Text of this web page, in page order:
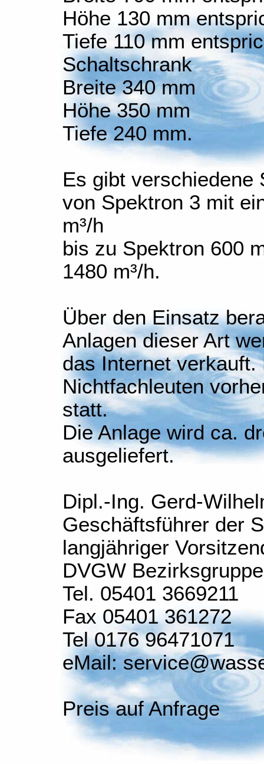
Höhe 130 mm
Tiefe 110 mm
Schaltschrank
Breite 340 mm
Höhe 350 mm
Tiefe 240 mm.
Es gibt verschiedene
von Spektron 3 mit
m³/h
bis zu Spektron 600
1480 m³/h.
Über den Einsatz
Anlagen dieser Art
das Internet
Nichtfachleuten
statt.
Die Anlage wird ca.
ausgeliefert.
Dipl.-Ing. Gerd-
Geschäftsführer der
langjähriger
DVGW
Tel. 05401 3669211
Fax 05401 361272
Tel 0176 96471071
eMail:
Preis auf Anfrage